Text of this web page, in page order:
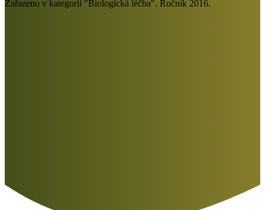
Zařazeno v kategorii "Biologická léčba". Ročník 2016.